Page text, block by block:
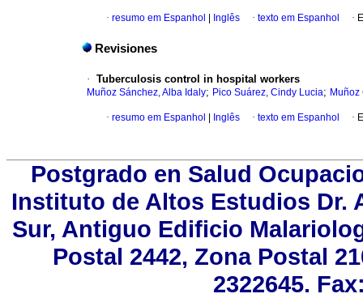
· resumo em Espanhol Inglês · texto em Espanhol ·
Revisiones
· Tuberculosis control in hospital workers
Muñoz Sánchez, Alba Idaly; Pico Suárez, Cindy Lucia; Muñoz
· resumo em Espanhol Inglês · texto em Espanhol ·
Postgrado en Salud
Instituto de Altos Estudios Dr.
Sur, Antiguo Edificio
Postal 2442, Zona Postal
2322645.